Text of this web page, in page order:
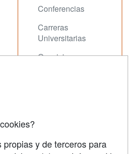
Conferencias
Carreras
Universitarias
Oposiziones
propias y de terceros para